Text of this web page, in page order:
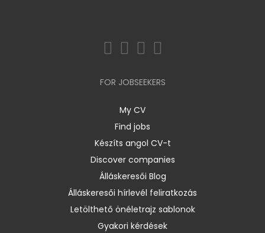
FOR JOBSEEKERS
My CV
Find jobs
Készíts angol CV-t
Discover companies
Álláskeresői Blog
Álláskeresői hírlevél feliratkozás
Letölthető önéletrajz sablonok
Gyakori kérdések